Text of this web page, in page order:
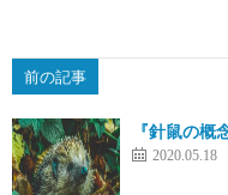
前の記事
『針鼠の概
2020.05.18